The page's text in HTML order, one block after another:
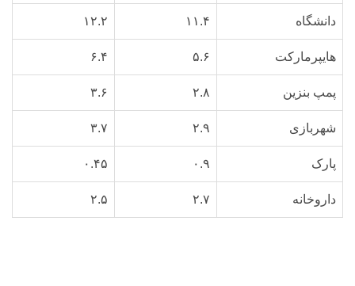
دانشگاه ۱۱.۴ ۱۲.۲
هایپرمارکت ۵.۶ ۶.۴
پمپ بنزین ۲.۸ ۳.۶
شهربازی ۲.۹ ۳.۷
پارک ۰.۹ ۰.۴۵
داروخانه ۲.۷ ۲.۵